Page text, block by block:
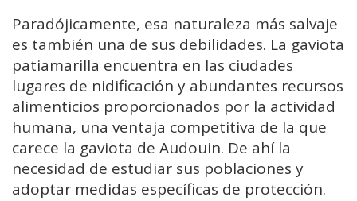
Paradójicamente, esa naturaleza más salvaje
es también una de sus debilidades. La gaviota
patiamarilla encuentra en las ciudades
lugares de nidificación y abundantes recursos
alimenticios proporcionados por la actividad
humana, una ventaja competitiva de la que
carece la gaviota de Audouin. De ahí la
necesidad de estudiar sus poblaciones y
adoptar medidas específicas de protección.